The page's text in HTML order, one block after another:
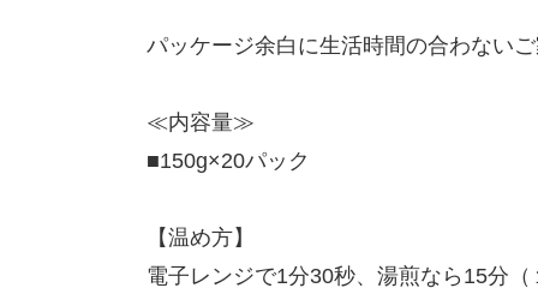
パッケージ余白に生活時間の合わない
≪内容量≫
■150g×20パック
【温め方】
電子レンジで1分30秒、湯煎なら15分